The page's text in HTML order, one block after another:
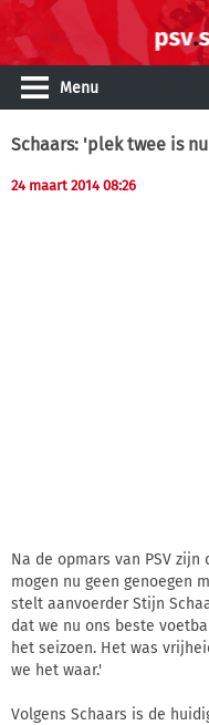
Menu
Schaars: 'plek twee is
24 maart 2014 08:26
Na de opmars van PSV
mogen nu geen genoegen
stelt aanvoerder Stijn
dat we nu ons beste
het seizoen. Het was
we het waar.'
Volgens Schaars is de